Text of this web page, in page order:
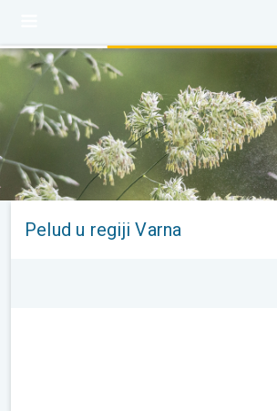
Pelud u regiji Varna